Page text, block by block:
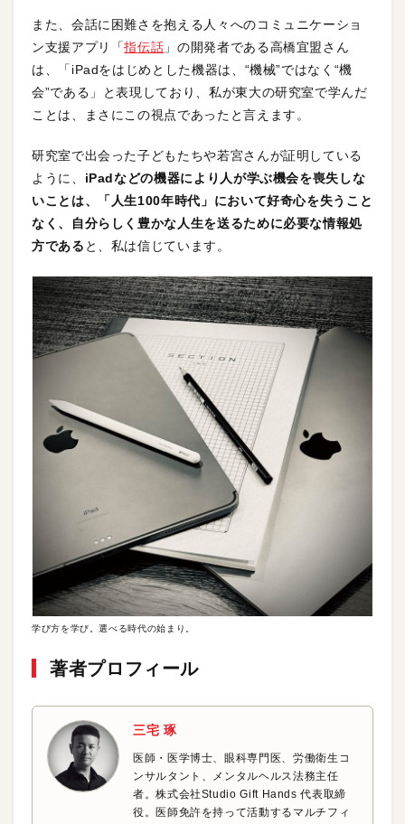
また、会話に困難さを抱える人々へのコミュニケーショ
ン支援アプリ「指伝話 」の開発者である高橋宜盟さん
は、「iPadをはじめとした機器は、“機械”ではなく“機
会”である」と表現しており、私が東大の研究室で学んだ
ことは、まさにこの視点であったと言えます。
研究室で出会った子どもたちや若宮さんが証明している
ように、 iPadなどの機器により人が学ぶ機会を喪失しな
いことは、「人生100年時代」において好奇心を失うこと
なく、自分らしく豊かな人生を送るために必要な情報処
方である と、私は信じています。
学び方を学び。選べる時代の始まり。
著者プロフィール
三宅 琢
医師・医学博士、眼科専門医、労働衛生コ
ンサルタント、メンタルヘルス法務主任
者。株式会社Studio Gift Hands 代表取締
役。医師免許を持って活動するマルチフィ